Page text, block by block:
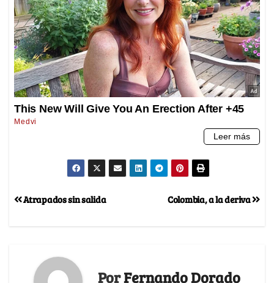
Colombia, a la deriva
Atrapados sin salida
PorFernando Dorado